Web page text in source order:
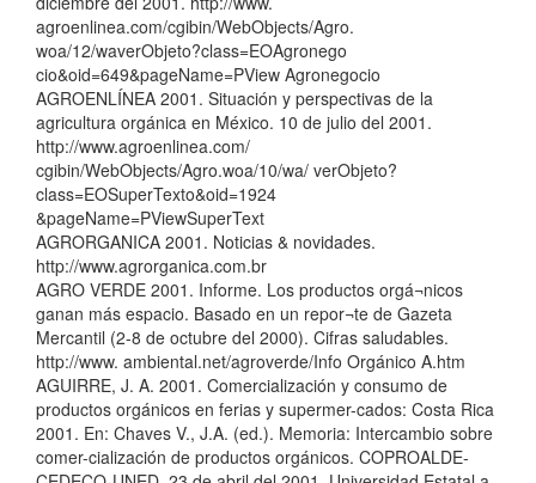
agroenlinea.com/cgibin/WebObjects/Agro.
woa/12/waverObjeto?class=EOAgronego
cio&oid=649&pageName=PView Agronegocio
AGROENLÍNEA 2001. Situación y perspectivas de la
agricultura orgánica en México. 10 de julio del 2001.
http://www.agroenlinea.com/
cgibin/WebObjects/Agro.woa/10/wa/ verObjeto?
class=EOSuperTexto&oid=1924
&pageName=PViewSuperText
AGRORGANICA 2001. Noticias & novidades.
http://www.agrorganica.com.br
AGRO VERDE 2001. Informe. Los productos orgá¬nicos
ganan más espacio. Basado en un repor¬te de Gazeta
Mercantil (2-8 de octubre del 2000). Cifras saludables.
http://www. ambiental.net/agroverde/Info Orgánico A.htm
AGUIRRE, J. A. 2001. Comercialización y consumo de
productos orgánicos en ferias y supermer-cados: Costa Rica
2001. En: Chaves V., J.A. (ed.). Memoria: Intercambio sobre
comer-cialización de productos orgánicos. COPROALDE-